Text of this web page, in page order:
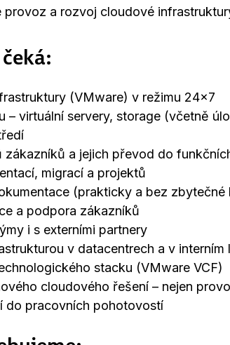
a rozvoj cloudové
(VMware) v režimu 24×7
– virtuální servery, storage (včetně
zákazníků a jejich převod do
migrací a projektů
(prakticky a bez zbytečné
a podpora zákazníků
i s externími partnery
v datacentrech a v interním
stacku (VMware VCF)
cloudového řešení – nejen
do pracovních pohotovostí